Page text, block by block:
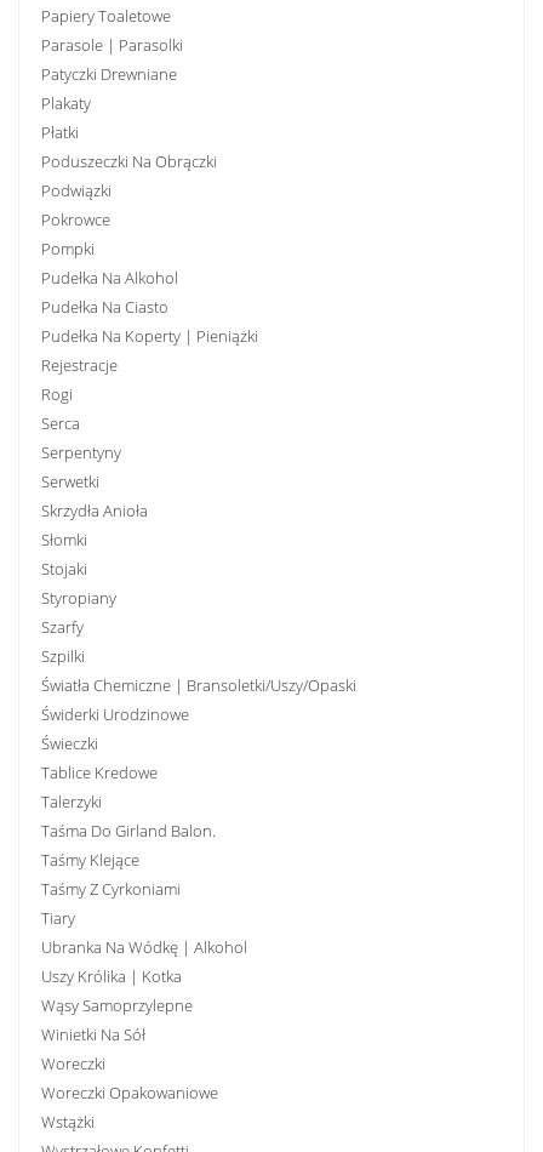
Papiery Toaletowe
Parasole | Parasolki
Patyczki Drewniane
Plakaty
Płatki
Poduszeczki Na Obrączki
Podwiązki
Pokrowce
Pompki
Pudełka Na Alkohol
Pudełka Na Ciasto
Pudełka Na Koperty | Pieniążki
Rejestracje
Rogi
Serca
Serpentyny
Serwetki
Skrzydła Anioła
Słomki
Stojaki
Styropiany
Szarfy
Szpilki
Światła Chemiczne | Bransoletki/uszy/opaski
Świderki Urodzinowe
Świeczki
Tablice Kredowe
Talerzyki
Taśma Do Girland Balon.
Taśmy Klejące
Taśmy Z Cyrkoniami
Tiary
Ubranka Na Wódkę | Alkohol
Uszy Królika | Kotka
Wąsy Samoprzylepne
Winietki Na Sół
Woreczki
Woreczki Opakowaniowe
Wstążki